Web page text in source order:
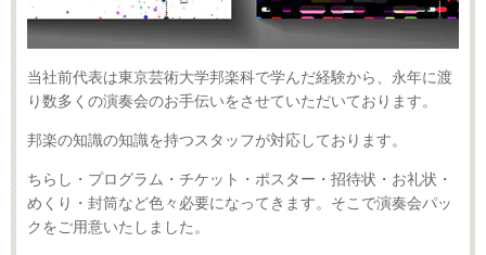
当社前代表は東京芸術大学邦楽科で学んだ経験から、永年に渡
り数多くの演奏会のお手伝いをさせていただいております。
邦楽の知識の知識を持つスタッフが対応しております。
ちらし・プログラム・チケット・ポスター・招待状・お礼状・
めくり・封筒など色々必要になってきます。そこで演奏会パッ
クをご用意いたしました。